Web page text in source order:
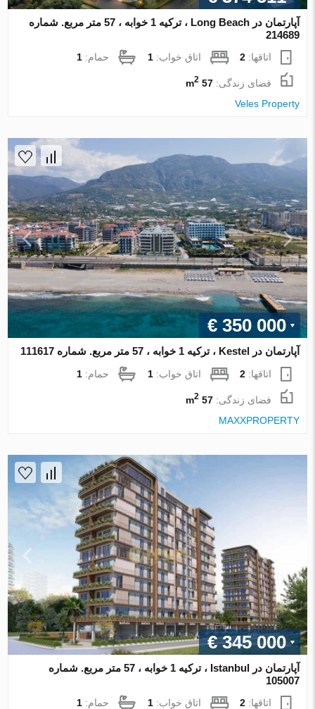
آپارتمان در Long Beach ، ترکیه 1 خوابه ، 57 متر مربع. شماره
214689
اتاقها:2 اتاق خواب:1 حمام:1
فضای زندگی:57 m
2
Veles Property
€ 350 000
آپارتمان در Kestel ، ترکیه 1 خوابه ، 57 متر مربع. شماره 111617
اتاقها:2 اتاق خواب:1 حمام:1
فضای زندگی:57 m
2
MAXXPROPERTY
€ 345 000
آپارتمان در Istanbul ، ترکیه 1 خوابه ، 57 متر مربع. شماره
105007
اتاقها:2 اتاق خواب:1 حمام:1